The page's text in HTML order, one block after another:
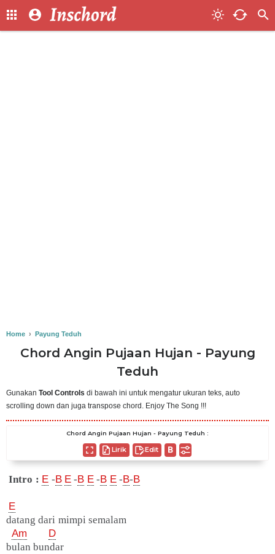
Home › Payung Teduh
Chord Angin Pujaan Hujan - Payung
Teduh
Gunakan Tool Controls di bawah ini untuk mengatur ukuran teks, auto
scrolling down dan juga transpose chord. Enjoy The Song !!!
Chord Angin Pujaan Hujan - Payung Teduh :
Lirik Edit
Intro : E -B E -B E-B E-B-B
E
datang dari mimpi semalam
Am
D
bulan bundar